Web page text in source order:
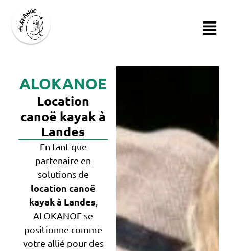
ALOKANOE
Location
canoë kayak à
Landes
En tant que
partenaire en
solutions de
location canoë
kayak à Landes,
ALOKANOE se
positionne comme
votre allié pour des